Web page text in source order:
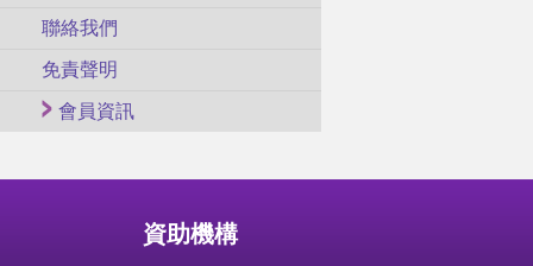
聯絡我們
免責聲明
會員資訊
資助機構